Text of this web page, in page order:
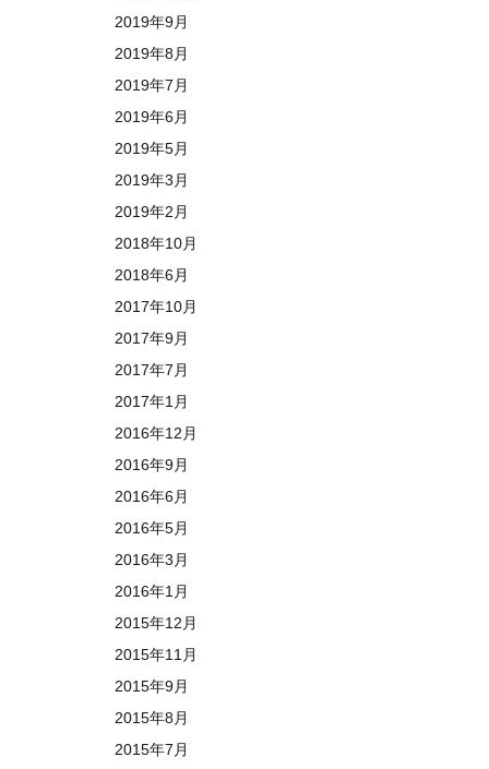
2019年9月
2019年8月
2019年7月
2019年6月
2019年5月
2019年3月
2019年2月
2018年10月
2018年6月
2017年10月
2017年9月
2017年7月
2017年1月
2016年12月
2016年9月
2016年6月
2016年5月
2016年3月
2016年1月
2015年12月
2015年11月
2015年9月
2015年8月
2015年7月